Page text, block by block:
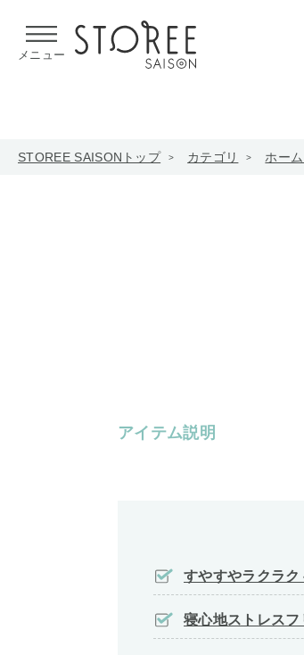
メニュー
STOREE SAISONトップ カテゴリ ホー
アイテム説明
すやすやラクラ
寝心地ストレスフ